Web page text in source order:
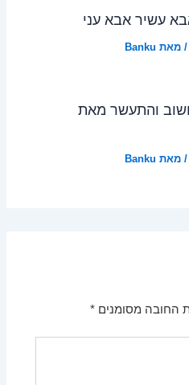
עשיר אבא עני
/ מאת Banku
והתעשר מאת
/ מאת Banku
החובה מסומנים*